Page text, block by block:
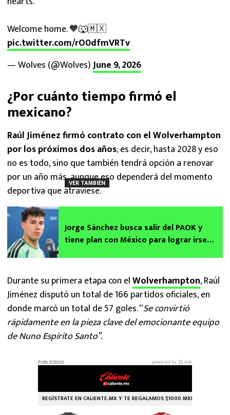
Welcome home. 🧡🐺🇲🇽
pic.twitter.com/rO0dfmVRTv
— Wolves (@Wolves)June 9, 2026
¿Por cuánto tiempo firmó el
mexicano?
Raúl Jiménez firmó contrato con el Wolverhampton
por los próximos dos años; es decir, hasta 2028 y eso
no es todo, sino que también tendrá opción a renovar
por un año más, aunque eso dependerá del momento
deportiva que atraviese.
VER TAMBIÉN
Jorge Sánchez busca salir del PAOK y
tiene plan con México para lograr irse
Durante su primera etapa con elWolverhampton, Raúl
Jiménez disputó un total de 166 partidos oficiales, en
donde marcó un total de 57 goles. “Se convirtió
rápidamente en la pieza clave del emocionante equipo
de Nuno Espírito Santo”.